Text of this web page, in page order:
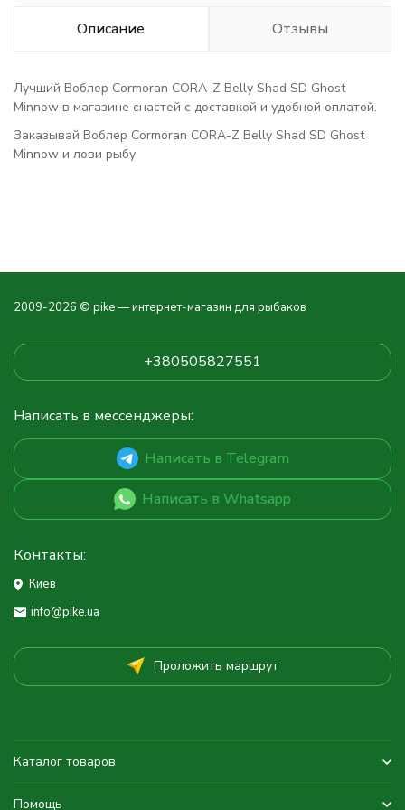
Описание Отзывы
Лучший Воблер Cormoran CORA-Z Belly Shad SD Ghost
Minnow в магазине снастей с доставкой и удобной оплатой.
Заказывай Воблер Cormoran CORA-Z Belly Shad SD Ghost
Minnow и лови рыбу
2009-2026 © pike — интернет-магазин для рыбаков
+380505827551
Написать в мессенджеры:
Написать в Telegram
Написать в Whatsapp
Контакты:
Киев
info@pike.ua
Проложить маршрут
Каталог товаров
Помощь